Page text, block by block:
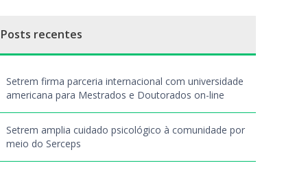
Posts recentes
Setrem firma parceria internacional com universidade
americana para Mestrados e Doutorados on-line
Setrem amplia cuidado psicológico à comunidade por
meio do Serceps